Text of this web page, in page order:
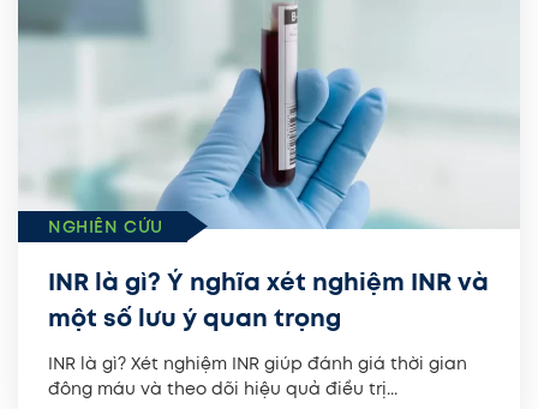
NGHIÊN CỨU
INR là gì? Ý nghĩa xét nghiệm INR và
một số lưu ý quan trọng
INR là gì? Xét nghiệm INR giúp đánh giá thời gian
đông máu và theo dõi hiệu quả điều trị...